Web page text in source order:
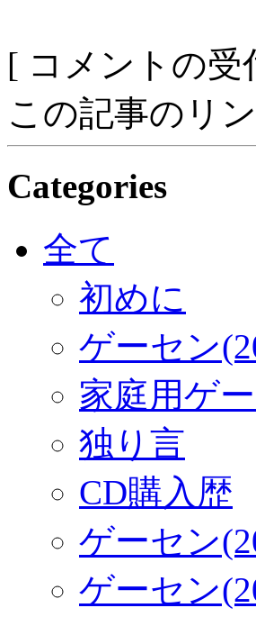
[ コメントの受
この記事のリ
Categories
全て
初めに
ゲーセン
家庭用ゲ
独り言
CD購入歴
ゲーセン
ゲーセン